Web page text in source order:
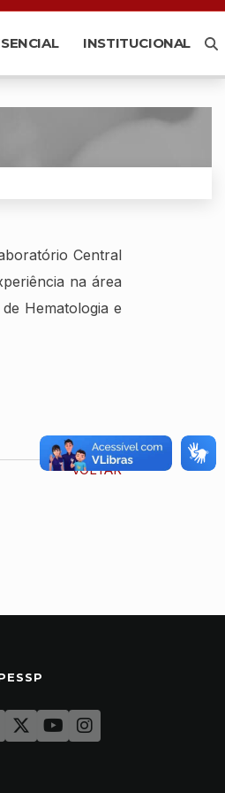
INSTITUCIONAL
Central
na área
Hematologia e
VOLTAR